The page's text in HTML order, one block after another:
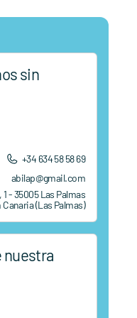
sin
+34 634 58 58 69
abilap@gmail.com
- 35005 Las Palmas
Canaria (Las Palmas)
nuestra